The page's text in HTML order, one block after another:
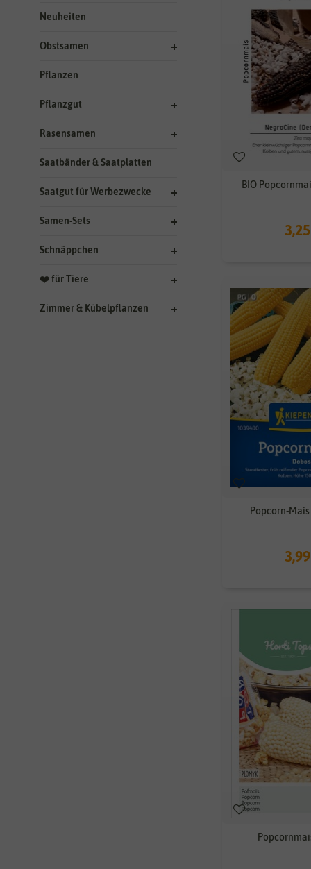
Neuheiten
Obstsamen
Pflanzen
Pflanzgut
Rasensamen
Saatbänder & Saatplatten
Saatgut für Werbezwecke
Samen-Sets
Schnäppchen
❤️ für Tiere
Zimmer & Kübelpflanzen
BIO
Popcorn-Mais